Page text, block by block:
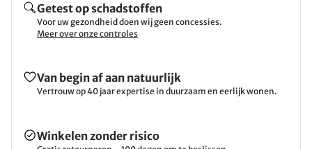
Getest op schadstoffen
Voor uw gezondheid doen wij geen concessies.
Meer over onze controles
Van begin af aan natuurlijk
Vertrouw op 40 jaar expertise in duurzaam en eerlijk wonen.
Winkelen zonder risico